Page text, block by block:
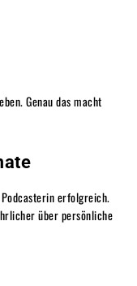
Genau das macht
erfolgreich.
über persönliche